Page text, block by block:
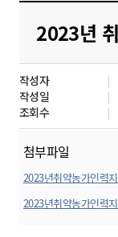
2023년
작성자
작성일
조회수
첨부파일
2023년취약농가인력
2023년취약농가인력